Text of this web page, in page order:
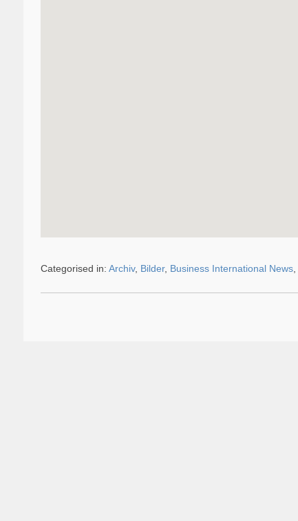
Categorised in: Archiv, Bilder, Business International News,